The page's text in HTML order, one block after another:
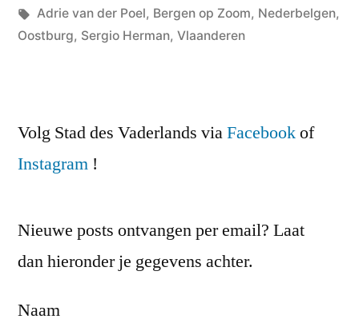
in
Tags:
Adrie van der Poel, Bergen op Zoom, Nederbelgen,
Oostburg, Sergio Herman, Vlaanderen
Volg Stad des Vaderlands viaFacebookof
Instagram !
Nieuwe posts ontvangen per email? Laat
dan hieronder je gegevens achter.
Naam